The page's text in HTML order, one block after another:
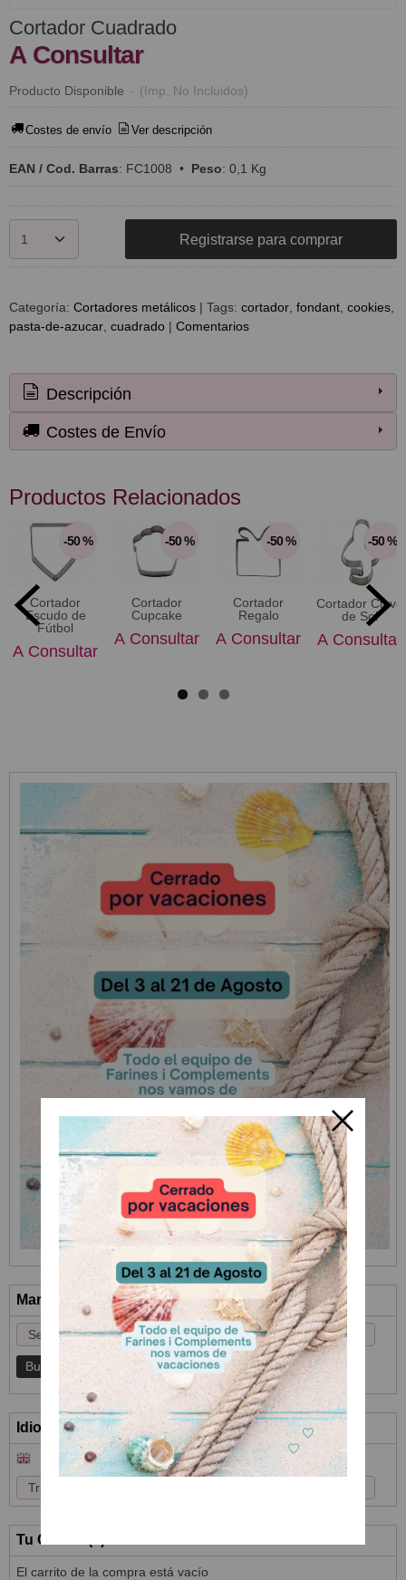
Marcas
Idioma
Tu Carrito (0)
El carrito de la compra está vacío
Cortador Cuadrado
A Consultar
Producto Disponible - (Imp. No Incluidos)
Costes de envío Ver descripción
EAN / Cod. Barras: FC1008 • Peso: 0,1 Kg
Registrarse para comprar
Categoría: Cortadores metálicos | Tags: cortador fondant cookies
pasta-de-azucar cuadrado | Comentarios
Descripción
Costes de Envío
Productos Relacionados
-50 %
Cortador
Escudo de
Fútbol
A Consultar
-50 %
Cortador
Cupcake
A Consultar
-50 %
Cortador
Regalo
A Consultar
-50 %
Cortador Clave
de Sol
A Consultar